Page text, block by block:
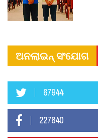
ଅନଲାଇନ୍ ସଂଯୋଗ
67944
227640